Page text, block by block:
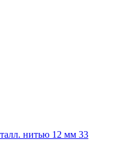
нитью 12 мм 33